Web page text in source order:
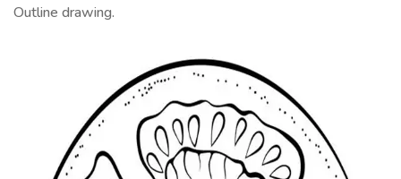
Outline drawing.